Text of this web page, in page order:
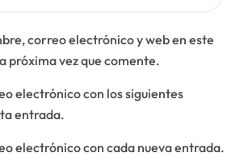
correo electrónico y web en este
próxima vez que comente.
electrónico con los siguientes
entrada.
electrónico con cada nueva entrada.